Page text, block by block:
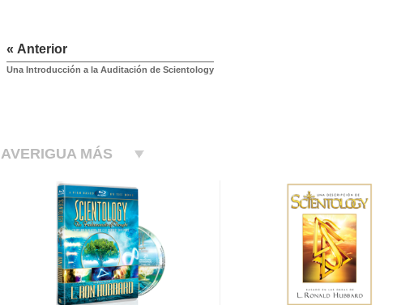
« Anterior
Una Introducción a la Auditación de Scientology
AVERIGUA MÁS